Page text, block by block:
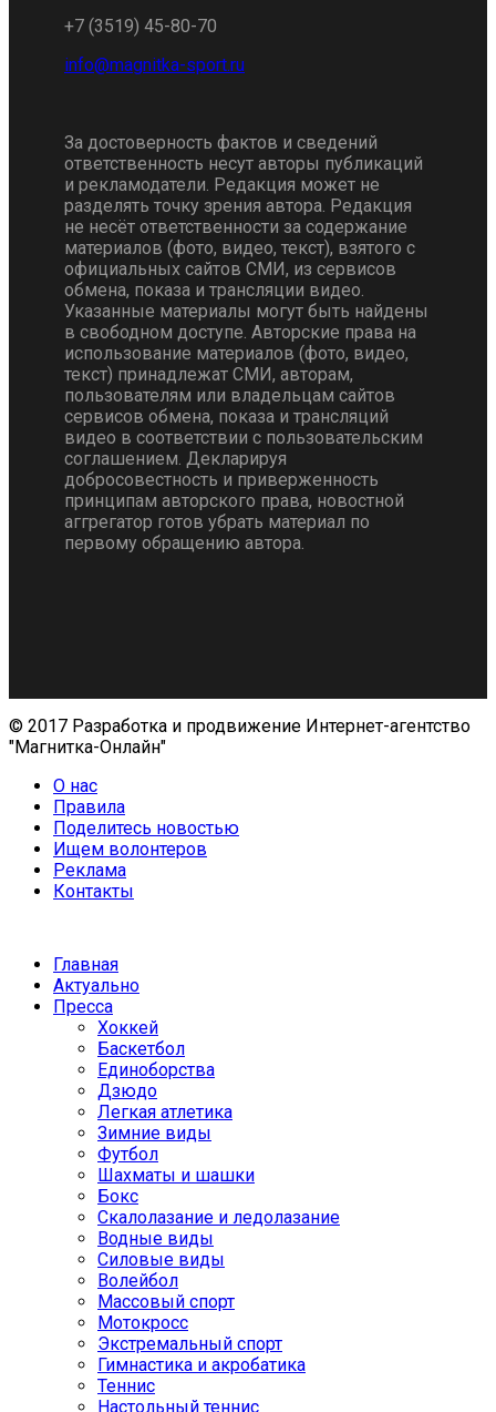
+7 (3519) 45-80-70
За достоверность фактов и сведений
ответственность несут авторы публикаций
и рекламодатели. Редакция может не
разделять точку зрения автора. Редакция
не несёт ответственности за содержание
материалов (фото, видео, текст), взятого с
официальных сайтов СМИ, из сервисов
обмена, показа и трансляции видео.
Указанные материалы могут быть найдены
в свободном доступе. Авторские права на
использование материалов (фото, видео,
текст) принадлежат СМИ, авторам,
пользователям или владельцам сайтов
сервисов обмена, показа и трансляций
видео в соответствии с пользовательским
соглашением. Декларируя
добросовестность и приверженность
принципам авторского права, новостной
аггрегатор готов убрать материал по
первому обращению автора.
© 2017 Разработка и продвижение Интернет-агентство
"Магнитка-Онлайн"
О нас
Правила
Поделитесь новостью
Ищем волонтеров
Реклама
Контакты
Главная
Актуально
Пресса
Хоккей
Баскетбол
Единоборства
Дзюдо
Легкая атлетика
Зимние виды
Футбол
Шахматы и шашки
Бокс
Скалолазание и ледолазание
Водные виды
Силовые виды
Волейбол
Массовый спорт
Мотокросс
Экстремальный спорт
Гимнастика и акробатика
Теннис
Настольный теннис